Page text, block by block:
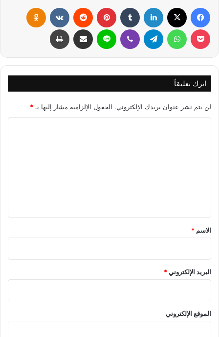
اترك تعليقاً
لن يتم نشر عنوان بريدك الإلكتروني. الحقول الإلزامية مشار إليها بـ*
*
الاسم *
البريد الإلكتروني*
الموقع الإلكتروني